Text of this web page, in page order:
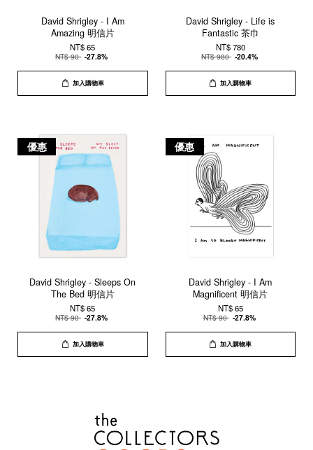
David Shrigley - I Am
Amazing 明信片
NT$ 65
NT$ 90 -27.8%
加入購物車
David Shrigley - Life is
Fantastic 茶巾
NT$ 780
NT$ 980 -20.4%
加入購物車
優惠
David Shrigley - Sleeps On
The Bed 明信片
NT$ 65
NT$ 90 -27.8%
加入購物車
優惠
David Shrigley - I Am
Magnificent 明信片
NT$ 65
NT$ 90 -27.8%
加入購物車